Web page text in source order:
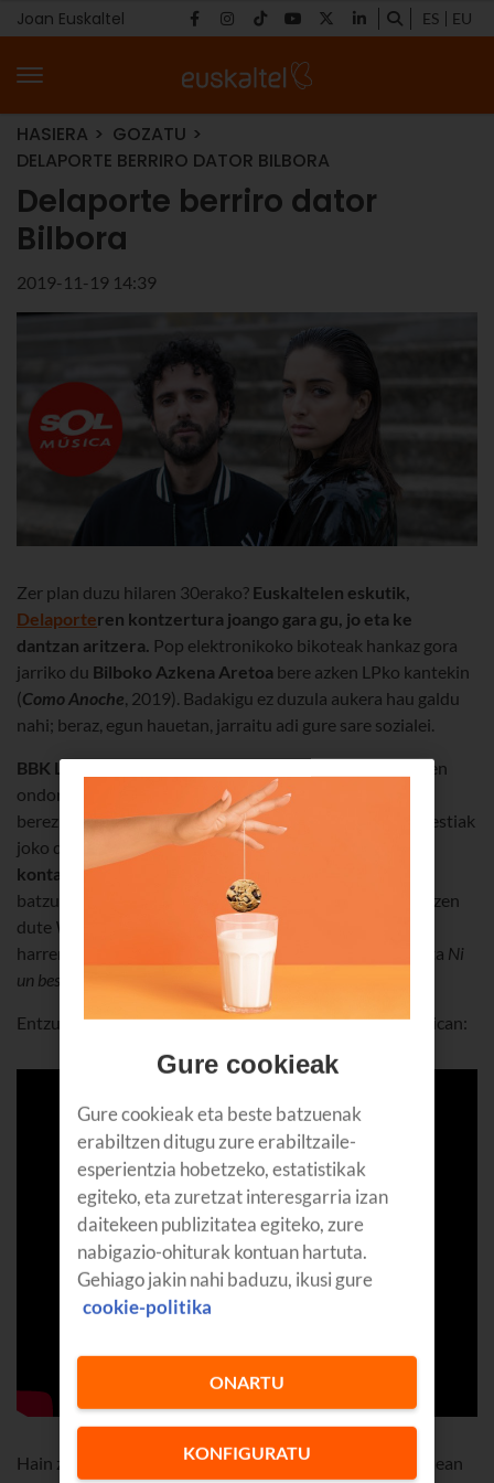
Joan Euskaltel ES EU
HASIERA
GOZATU
DELAPORTE BERRIRO DATOR BILBORA
Delaporte berriro dator
Bilbora
2019-11-19 14:39
Zer plan duzu hilaren 30erako? Euskaltelen eskutik,
Delaporteren kontzertura joango gara gu, jo eta ke
dantzan aritzera. Pop elektronikoko bikoteak hankaz gora
jarriko du Bilboko Azkena Aretoa bere azken LPko kantekin
(Como Anoche, 2019). Badakigu ez duzula aukera hau galdu
nahi; beraz, egun hauetan, jarraitu adi gure sare sozialei.
BBK Live
jaialdietan izandako arrakastaren
ondoren, berriz ere Bilbora dator Delaporte, bere estilo
berezia eskaintzeko.Como Anocheberen azken LPko abestiak
joko ditu taldeak;edozein larunbat-gauri buruzko
kontakizuna da, 8 abestiren bidez emana
batzuek elkar ezagutu dutenekoarekin hasi (hori kontatzen
dute Vamos a la cama Algo baila en mí
harremana amaitu artekoa kontatzen du (
eta Ni
un beso
Apartekoa da!
Entzun “Azul marino”, A Solaseko bakarkakoan, Sol Músican:
Hain zuzen, Sol Músicak, Espainiako musika modernoenean
Gure cookieak
Gure cookieak eta beste batzuenak
erabiltzen ditugu zure erabiltzaile-
esperientzia hobetzeko, estatistikak
egiteko, eta zuretzat interesgarria izan
daitekeen publizitatea egiteko, zure
nabigazio-ohiturak kontuan hartuta.
Gehiago jakin nahi baduzu, ikusi gure
cookie-politika
KONFIGURATU
ONARTU